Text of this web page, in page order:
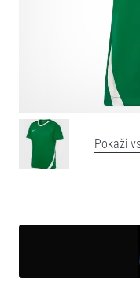
Pokaži